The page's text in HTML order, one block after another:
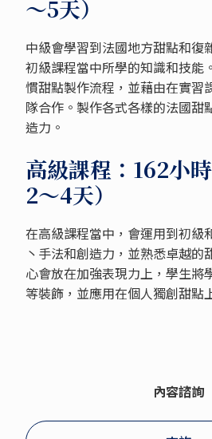
～5天）
中級會學習到法國地方甜點和復
初級課程當中所學的知識和技能
慣甜點製作流程，並藉由在實習
隊合作。製作各式各樣的法國甜
造力。
高級課程：162小
2～4天）
在高級課程當中，會運用到初級
丶手法和創造力，並熟悉卓越的
心會放在加強表現力上，學生將
等裝飾，並應用在個人獨創甜點
內容諮詢